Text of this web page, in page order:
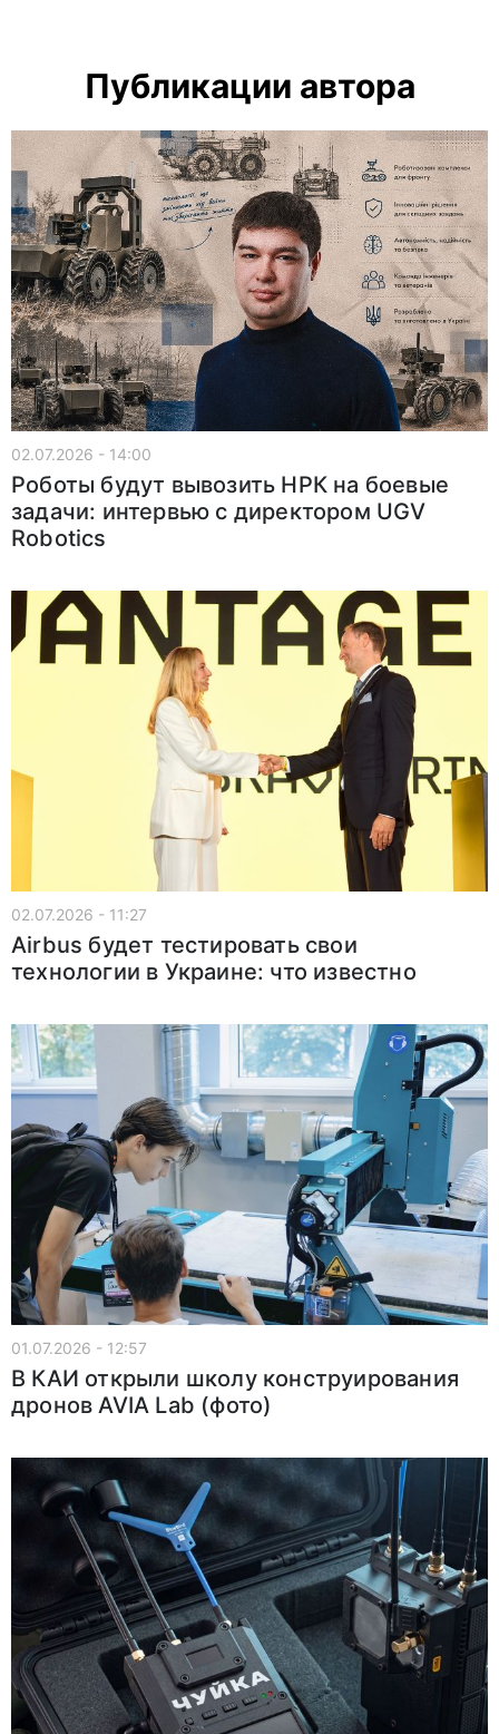
Публикации автора
02.07.2026 - 14:00
Роботы будут вывозить НРК на боевые
задачи: интервью с директором UGV
Robotics
02.07.2026 - 11:27
Airbus будет тестировать свои
технологии в Украине: что известно
01.07.2026 - 12:57
В КАИ открыли школу конструирования
дронов AVIA Lab (фото)